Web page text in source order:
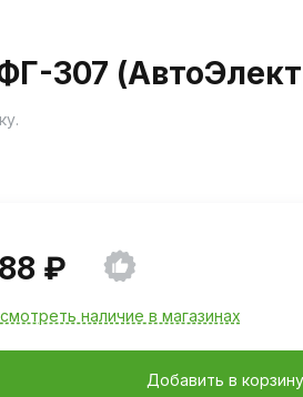
307
₽
наличие в магазинах
Добавить в корзину